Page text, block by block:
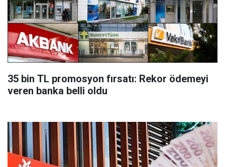
35 bin TL promosyon fırsatı: Rekor ödemeyi
veren banka belli oldu